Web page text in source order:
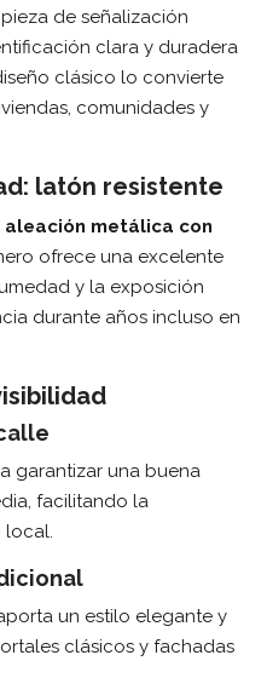
de señalización
clara y duradera
clásico lo convierte
comunidades y
latón resistente
metálica con
ofrece una excelente
y la exposición
durante años incluso en
garantizar una buena
facilitando la
local.
un estilo elegante y
clásicos y fachadas